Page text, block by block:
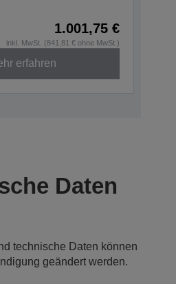
1.001,75 €
inkl. MwSt. (841,81 € ohne MwSt.)
erfahren
Daten
technische Daten können
geändert werden.